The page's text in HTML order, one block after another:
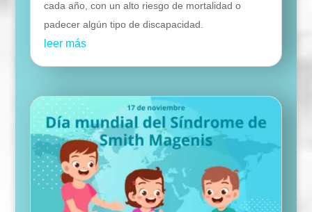
cada año, con un alto riesgo de mortalidad o
padecer algún tipo de discapacidad.
leer más